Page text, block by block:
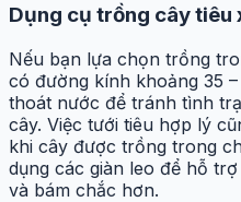
Dụng cụ trồng cây tiêu
Nếu bạn lựa chọn trồng
có đường kính khoảng 35
thoát nước để tránh tình
cây. Việc tưới tiêu hợp lý
khi cây được trồng trong
dụng các giàn leo để hỗ
và bám chắc hơn.